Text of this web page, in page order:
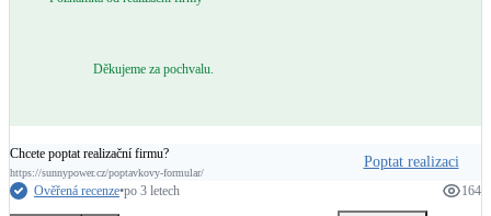
Děkujeme za pochvalu.
Chcete poptat realizační firmu?
https://sunnypower.cz/poptavkovy-formular/
Poptat realizaci
Ověřená recenze•po 3 letech 164